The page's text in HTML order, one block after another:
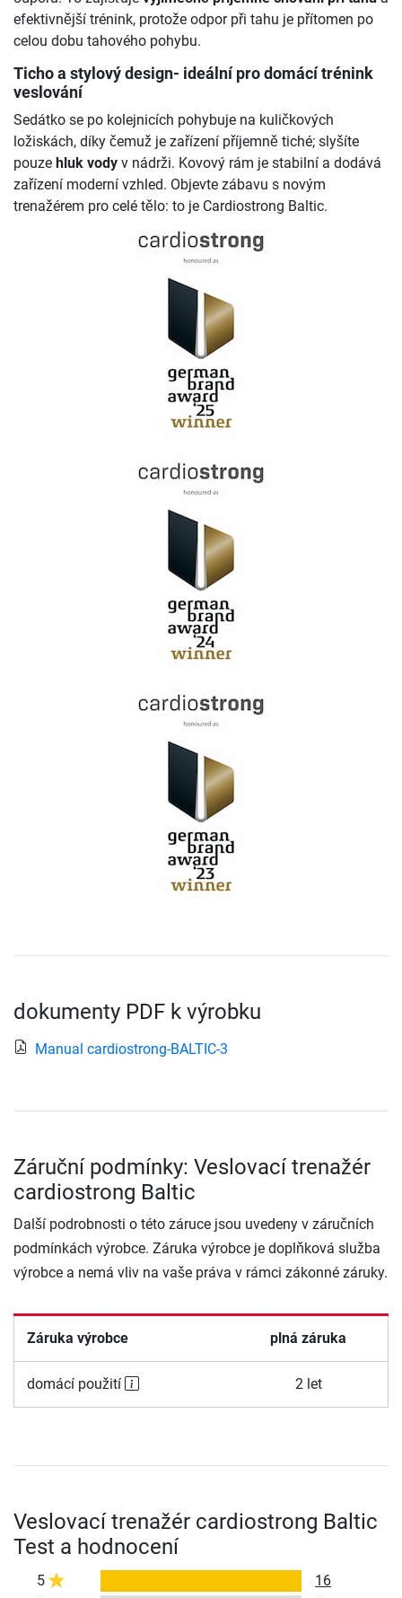
efektivnější trénink, protože odpor při tahu je přítomen po
celou dobu tahového pohybu.
Ticho a stylový design- ideální pro domácí trénink
veslování
Sedátko se po kolejnicích pohybuje na kuličkových
ložiskách, díky čemuž je zařízení příjemně tiché; slyšíte
pouze hluk vody v nádrži. Kovový rám je stabilní a dodává
zařízení moderní vzhled. Objevte zábavu s novým
trenažérem pro celé tělo: to je Cardiostrong Baltic.
dokumenty PDF k výrobku
Manual cardiostrong-BALTIC-3
Záruční podmínky: Veslovací trenažér
cardiostrong Baltic
Další podrobnosti o této záruce jsou uvedeny v záručních
podmínkách výrobce. Záruka výrobce je doplňková služba
výrobce a nemá vliv na vaše práva v rámci zákonné záruky.
Záruka výrobce plná záruka
domácí použití 2 let
Veslovací trenažér cardiostrong Baltic
Test a hodnocení
5
16